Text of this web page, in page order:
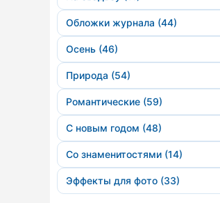
Обложки журнала (44)
Осень (46)
Природа (54)
Романтические (59)
С новым годом (48)
Со знаменитостями (14)
Эффекты для фото (33)